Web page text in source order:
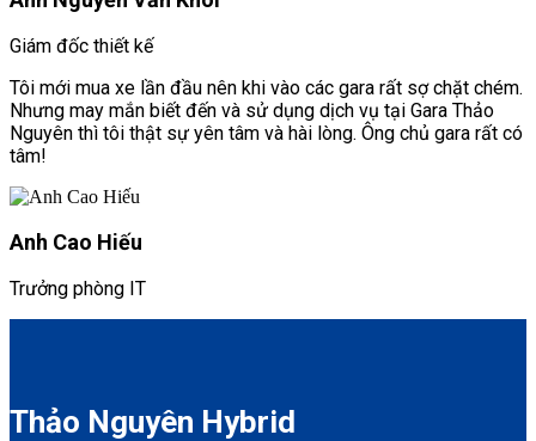
Giám đốc thiết kế
Tôi mới mua xe lần đầu nên khi vào các gara rất sợ chặt chém.
Nhưng may mắn biết đến và sử dụng dịch vụ tại Gara Thảo
Nguyên thì tôi thật sự yên tâm và hài lòng. Ông chủ gara rất có
tâm!
Anh Cao Hiếu
Trưởng phòng IT
Thảo Nguyên Hybrid